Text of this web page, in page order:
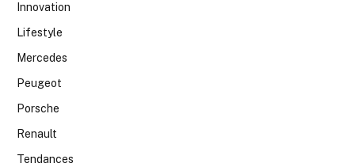
Innovation
Lifestyle
Mercedes
Peugeot
Porsche
Renault
Tendances